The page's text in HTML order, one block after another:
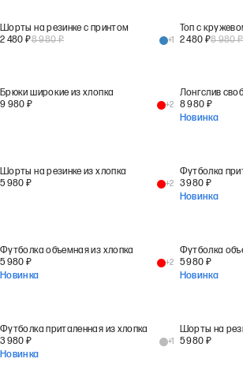
Шорты на резинке с принтом
2 480 ₽8 980₽ +1
Топ с
2 480 ₽8 980₽
Брюки широкие из хлопка
9 980 ₽ +2
Лонгслив
8 980 ₽
Новинка
Шорты на резинке из хлопка
5 980 ₽ +2
Футболка
3 980 ₽
Новинка
Футболка объемная из хлопка
5 980 ₽
Новинка
+2
Футболка
5 980 ₽
Новинка
Футболка приталенная из хлопка
3 980 ₽
Новинка
+1
Шорты на
5 980 ₽